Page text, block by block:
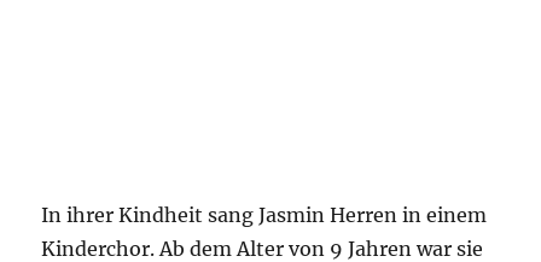
In ihrer Kindheit sang Jasmin Herren in einem
Kinderchor. Ab dem Alter von 9 Jahren war sie